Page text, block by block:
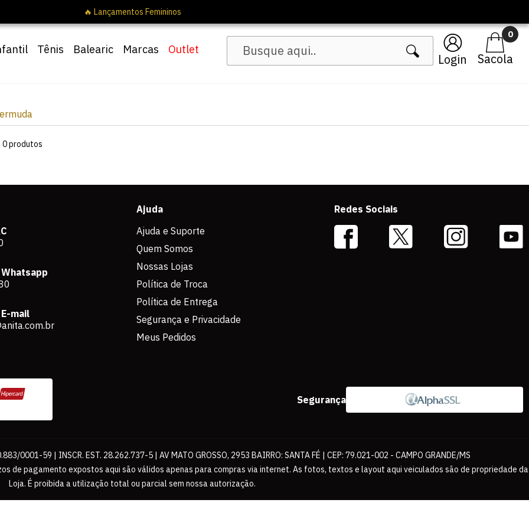
Login
0
Tênis Balearic Marcas Outlet
🔥 Lançamentos Femininos
0produtos
mail
Ajuda
Ajuda e Suporte
Quem Somos
Nossas Lojas
Política de Troca
Política de Entrega
Segurança e Privacidade
Meus Pedidos
Redes Sociais
Segurança
0001-59 | INSCR. EST. 28.262.737-5 | AV MATO GROSSO, 2953 BAIRRO: SANTA FÉ | CEP: 79.021-002 - CAMPO GRANDE/MS
de pagamento expostos aqui são válidos apenas para compras via internet. As fotos, textos e layout aqui veiculados são de propriedade da
Loja. É proibida a utilização total ou parcial sem nossa autorização.